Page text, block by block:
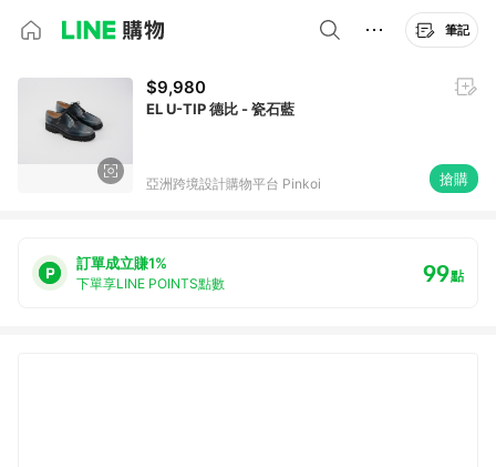
筆記
$9,980
EL U-TIP 德比 - 瓷石藍
亞洲跨境設計購物平台 Pinkoi 搶購
訂單成立賺1%
下單享LINE POINTS點數 99點